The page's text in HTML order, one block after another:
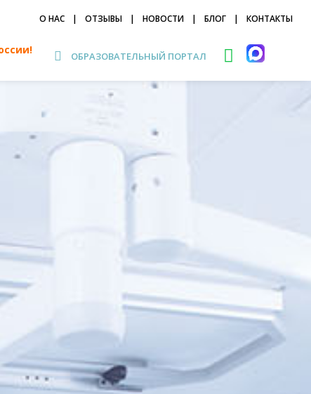
О НАС | ОТЗЫВЫ | НОВОСТИ | БЛОГ | КОНТАКТЫ
ОБРАЗОВАТЕЛЬНЫЙ ПОРТАЛ